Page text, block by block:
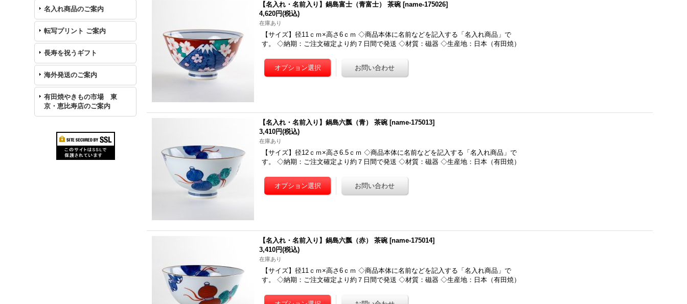
名入れ商品のご案内
転写プリント ご案内
長寿を祝うギフト
海外発送のご案内
有田焼やきもの市場 東
京・恵比寿店のご案内
【名入れ・名前入り】鍋島富士（青富士） 茶碗 [name-175026]
4,620円(税込)
在庫あり
【サイズ】径11ｃｍ×高さ6ｃｍ ◇商品本体に名前などを記入する「名入れ商品」で
す。 ◇納期：ご注文確定より約７日間で発送 ◇材質：磁器 ◇生産地：日本（有田焼）
【名入れ・名前入り】鍋島六瓢（青） 茶碗 [name-175013]
3,410円(税込)
在庫あり
【サイズ】径12ｃｍ×高さ6.5ｃｍ ◇商品本体に名前などを記入する「名入れ商品」で
す。 ◇納期：ご注文確定より約７日間で発送 ◇材質：磁器 ◇生産地：日本（有田焼）
【名入れ・名前入り】鍋島六瓢（赤） 茶碗 [name-175014]
3,410円(税込)
在庫あり
【サイズ】径11ｃｍ×高さ6ｃｍ ◇商品本体に名前などを記入する「名入れ商品」で
す。 ◇納期：ご注文確定より約７日間で発送 ◇材質：磁器 ◇生産地：日本（有田焼）